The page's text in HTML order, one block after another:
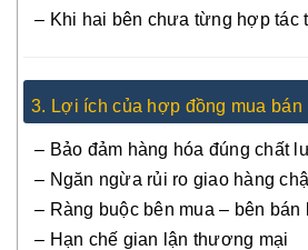
– Khi hai bên chưa từng hợp tác
3. Lợi ích của hợp đồng mua bán
– Bảo đảm hàng hóa đúng chất
– Ngăn ngừa rủi ro giao hàng
– Ràng buộc bên mua – bên bán
– Hạn chế gian lận thương mại